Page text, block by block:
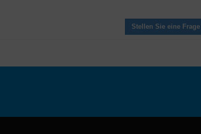
Stellen Sie eine Frage